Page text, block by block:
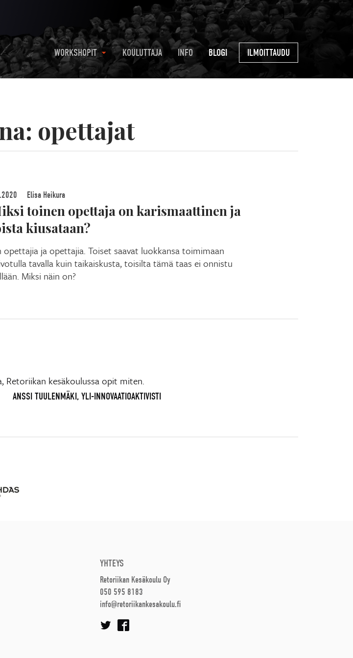
WORKSHOPIT KOULUTTAJA INFO BLOGI ILMOITTAUDU
opettajat
Elisa Heikura
toinen opettaja on karismaattinen ja
kiusataan?
opettajia ja opettajia. Toiset saavat luokkansa toimimaan
tavalla kuin taikaiskusta, toisilta tämä taas ei onnistu
Miksi näin on?
Retoriikan kesäkoulussa opit miten.
ANSSI TUULENMÄKI, YLI-INNOVAATIOAKTIVISTI
YHTEYS
Retoriikan Kesäkoulu Oy
050 595 8183
info@retoriikankesakoulu.fi